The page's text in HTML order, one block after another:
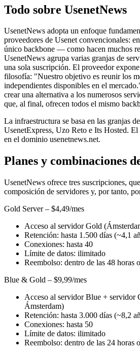
Todo sobre UsenetNews
UsenetNews adopta un enfoque
proveedores de Usenet convencionales:
único backbone — como hacen muchos
UsenetNews agrupa varias granjas de
una sola suscripción. El proveedor
filosofía: "Nuestro objetivo es reunir los
independientes disponibles en el
crear una alternativa a los numerosos
que, al final, ofrecen todos el mismo
La infraestructura se basa en las granjas
UsenetExpress, Uzo Reto e Its Hosted.
en el dominio usenetnews.net.
Planes y combinaciones
UsenetNews ofrece tres suscripciones,
composición de servidores y, por tanto,
Gold Server – $4,49/mes
Acceso al servidor Gold
Retención: hasta 1.500 días (~4,1
Conexiones: hasta 40
Límite de datos: ilimitado
Reembolso: dentro de las 48 horas
Blue & Gold – $9,99/mes
Acceso al servidor Blue + servidor
Ámsterdam)
Retención: hasta 3.000 días (~8,2
Conexiones: hasta 50
Límite de datos: ilimitado
Reembolso: dentro de las 24 horas